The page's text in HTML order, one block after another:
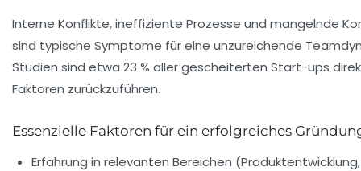
Interne Konflikte, ineffiziente Prozesse und mangelnde
sind typische Symptome für eine unzureichende
Studien sind etwa 23 % aller gescheiterten Start-ups
Faktoren zurückzuführen.
Essenzielle Faktoren für ein erfolgreiches
Erfahrung in relevanten Bereichen